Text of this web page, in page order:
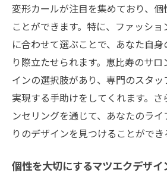
変形カールが注目を集めており、
ことができます。特に、ファッシ
に合わせて選ぶことで、あなた自
り際立たせられます。恵比寿のサ
インの選択肢があり、専門のスタ
実現する手助けをしてくれます。
ンセリングを通じて、あなたのラ
りのデザインを見つけることができ
個性を大切にするマツエクデザイ